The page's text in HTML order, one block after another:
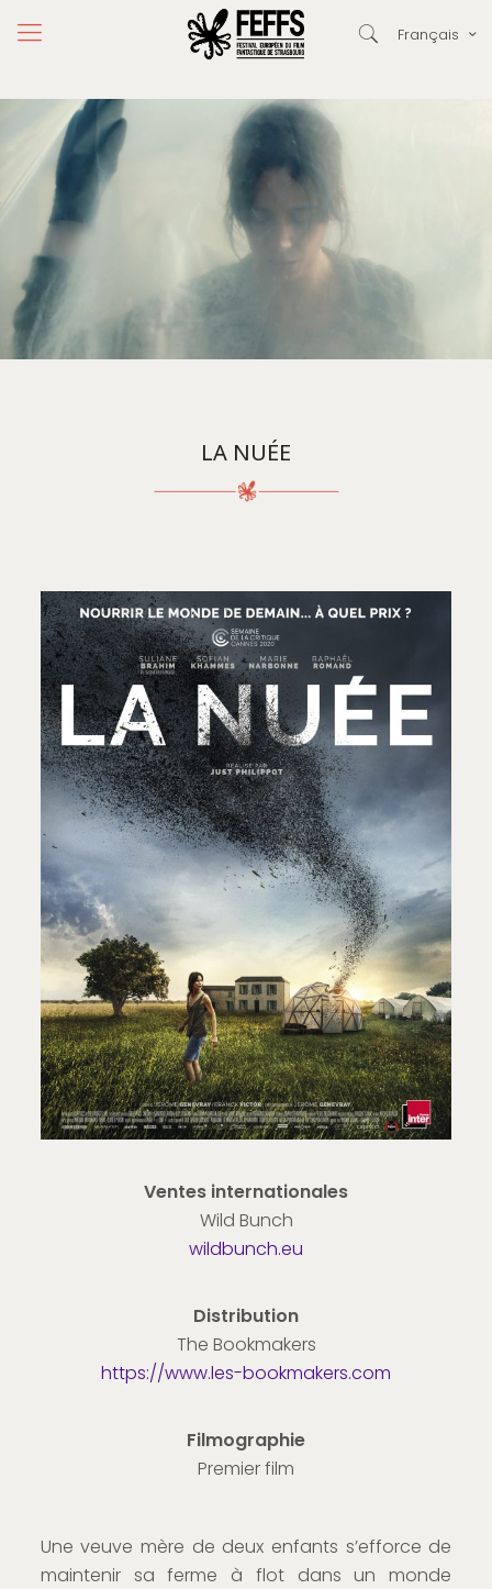
Français
LA NUÉE
Ventes internationales
Wild Bunch
wildbunch.eu
Distribution
The Bookmakers
https://www.les-bookmakers.com
Filmographie
Premier film
Une veuve mère de deux enfants s’efforce de
maintenir sa ferme à flot dans un monde